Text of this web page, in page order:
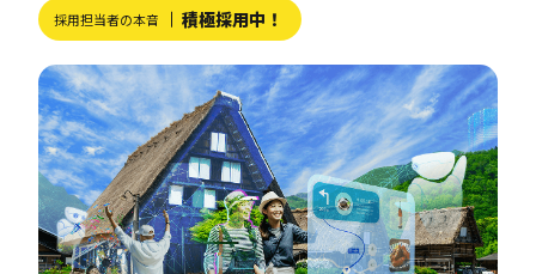
採用担当者の本音 積極採用中！